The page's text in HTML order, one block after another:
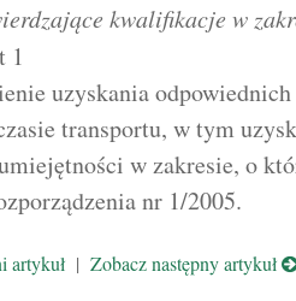
kwalifikacje w
1
uzyskania
transportu, w tym
w zakresie, o
nr 1/2005.
artykuł| Zobacz następny artykuł